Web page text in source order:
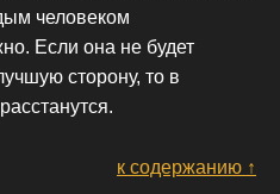
человеком
Если она не будет
сторону, то в
к содержанию ↑